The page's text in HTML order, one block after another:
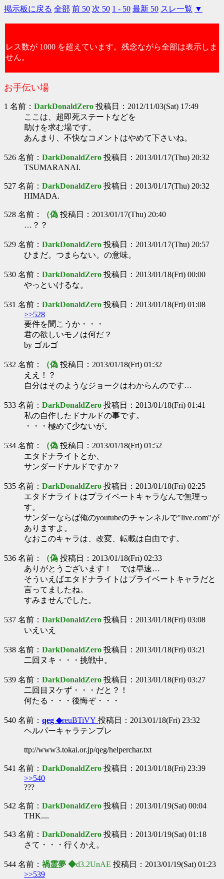
掲示板に戻る 全部 前 50 次 50 1 - 50 最新 50 スレ一覧 ▼
レス数が 1000 を超えています。残念ながら全部は表示しま
せん。
お手伝い場
1 名前： DarkDonaldZero 投稿日：2012/11/03(Sat) 17:49
ここは、超即死ステートなどを
助けを求む場です。
あんまり、不快なコメントはやめて下さいね。
526 名前： DarkDonaldZero 投稿日：2013/01/17(Thu) 20:32
TSUMARANAI.
527 名前： DarkDonaldZero 投稿日：2013/01/17(Thu) 20:32
HIMADA.
528 名前： （偽 投稿日：2013/01/17(Thu) 20:40
…？？
529 名前： DarkDonaldZero 投稿日：2013/01/17(Thu) 20:57
ひまだ。つまらない。の意味。
530 名前： DarkDonaldZero 投稿日：2013/01/18(Fri) 00:00
やっといけるな。
531 名前： DarkDonaldZero 投稿日：2013/01/18(Fri) 01:08
>>528
要件を聞こうか・・・
君の欲しいモノは何だ？
by ゴルゴ
532 名前： （偽 投稿日：2013/01/18(Fri) 01:32
ええ！？
自分はそのようなジョークはわからんのです…
533 名前： DarkDonaldZero 投稿日：2013/01/18(Fri) 01:41
私の自作したドナルドの事です。
・・・極めて少ないが。
534 名前： （偽 投稿日：2013/01/18(Fri) 01:52
エタドナライトとか、
サンダードナルドですか？
535 名前： DarkDonaldZero 投稿日：2013/01/18(Fri) 02:25
エタドナライトはプライベートキャラなんで無理っ
す。
サンダーならば俺のyoutubeのチャンネルで"live.com"が
ありますよ。
なおこのキャラは、改変、転載は自由です。
536 名前： （偽 投稿日：2013/01/18(Fri) 02:33
ありがとうございます！ では早速…
そういえばエタドナライトはプライベートキャラだと
言ってましたね。
すみませんでした。
537 名前： DarkDonaldZero 投稿日：2013/01/18(Fri) 03:08
いえいえ
538 名前： DarkDonaldZero 投稿日：2013/01/18(Fri) 03:21
二回ヌキ・・・挑戦中。
539 名前： DarkDonaldZero 投稿日：2013/01/18(Fri) 03:27
二回目ヌケず・・・だと？！
何たる・・・後悔ぞ・・・
540 名前： qeg ◆reuBTiVY 投稿日：2013/01/18(Fri) 23:32
ヘルパーキャラテンプレ
ttp://www3.tokai.or.jp/qeg/helperchar.txt
541 名前： DarkDonaldZero 投稿日：2013/01/18(Fri) 23:39
>>540
???
542 名前： DarkDonaldZero 投稿日：2013/01/19(Sat) 00:04
THK....
543 名前： DarkDonaldZero 投稿日：2013/01/19(Sat) 01:18
さて・・・行くかえ。
544 名前： 禍霊夢 ◆d3.2UnAE 投稿日：2013/01/19(Sat) 01:23
>>539